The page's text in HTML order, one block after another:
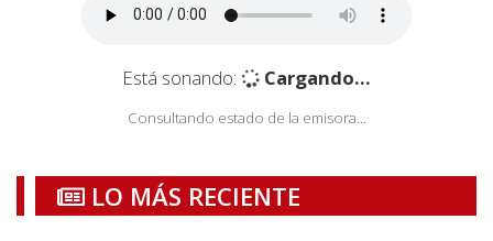
Está sonando: Cargando...
Consultando estado de la emisora...
LO MÁS RECIENTE